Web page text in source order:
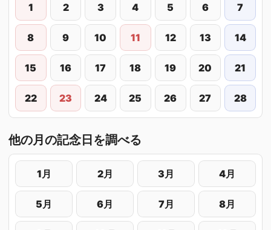
1 2 3 4 5 6 7
8 9 10 11 12 13 14
15 16 17 18 19 20 21
22 23 24 25 26 27 28
他の月の記念日を調べる
1月 2月 3月 4月
5月 6月 7月 8月